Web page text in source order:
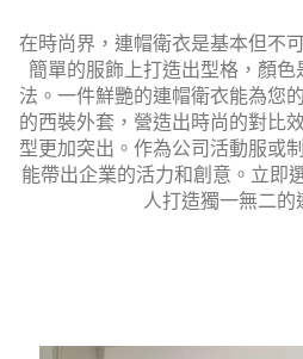
在時尚界，連帽衛衣是基本但不
簡單的服飾上打造出型格，顏
法。一件鮮艷的連帽衛衣能為您
的西裝外套，營造出時尚的對比
型更加突出。作為公司活動服或
能帶出企業的活力和創意。立即
人打造獨一無二的